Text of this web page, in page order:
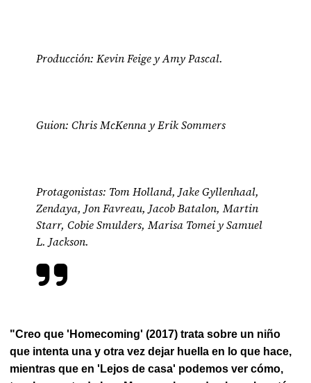
Producción: Kevin Feige y Amy Pascal.
Guion: Chris McKenna y Erik Sommers
Protagonistas: Tom Holland, Jake Gyllenhaal,
Zendaya, Jon Favreau, Jacob Batalon, Martin
Starr, Cobie Smulders, Marisa Tomei y Samuel
L. Jackson.
"Creo que 'Homecoming' (2017) trata sobre un niño
que intenta una y otra vez dejar huella en lo que hace,
mientras que en 'Lejos de casa' podemos ver cómo,